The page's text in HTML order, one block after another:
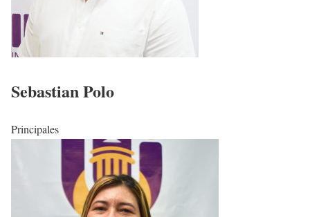
Sebastian Polo
Principales